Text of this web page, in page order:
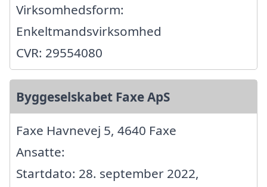
Virksomhedsform:
Enkeltmandsvirksomhed
CVR: 29554080
Byggeselskabet Faxe ApS
Faxe Havnevej 5, 4640 Faxe
Ansatte:
Startdato: 28. september 2022,